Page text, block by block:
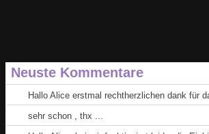
Neuste Kommentare
Hallo Alice erstmal rechtherzlichen dank für
sehr schon , thx ...